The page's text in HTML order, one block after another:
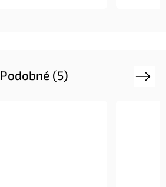
Podobné (5) Next